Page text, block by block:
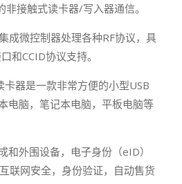
接触式读卡器/写入器通信。
成微控制器处理各种RF协议，具
和CCID协议支持。
卡器是一款非常方便的小型USB
电脑，笔记本电脑，平板电脑等
和外围设备，电子身份（eID）
联网安全，身份验证，自动售货